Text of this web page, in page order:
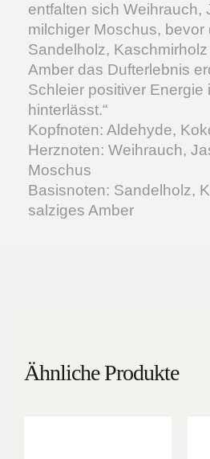
entfalten sich Weihrauch,
milchiger Moschus, bevor
Sandelholz,
Amber das Dufterlebnis
Schleier positiver Energie
hinterlässt.“
Kopfnoten: Aldehyde,
Herznoten: Weihrauch,
Moschus
Basisnoten: Sandelholz,
salziges Amber
Ähnliche Produkte